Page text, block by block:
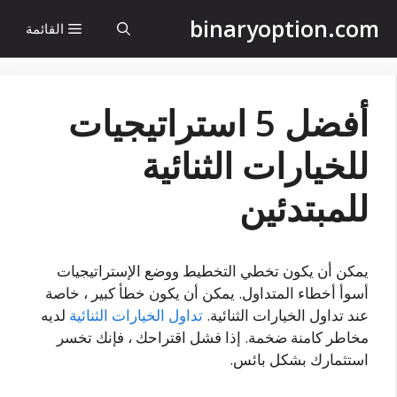
إلى
المحتوى
binaryoption.com القائمة
أفضل 5 استراتيجيات
للخيارات الثنائية
للمبتدئين
يمكن أن يكون تخطي التخطيط ووضع الإستراتيجيات
أسوأ أخطاء المتداول. يمكن أن يكون خطأ كبير ، خاصة
عند تداول الخيارات الثنائية. تداول الخيارات الثنائية لديه
مخاطر كامنة ضخمة. إذا فشل اقتراحك ، فإنك تخسر
استثمارك بشكل بائس.